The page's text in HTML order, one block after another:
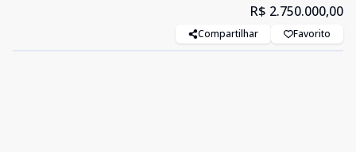
R$ 2.750.000,00
Compartilhar Favorito